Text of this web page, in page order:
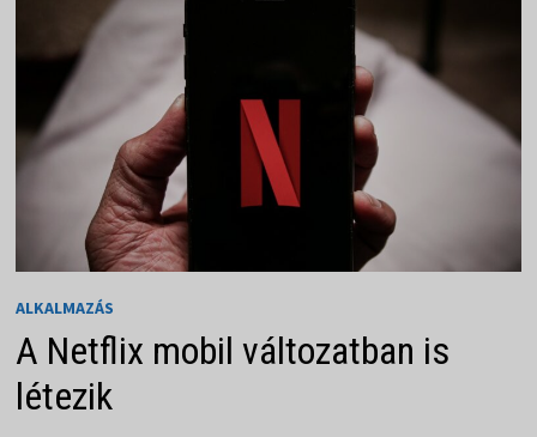
ALKALMAZÁS
A Netflix mobil változatban is
létezik